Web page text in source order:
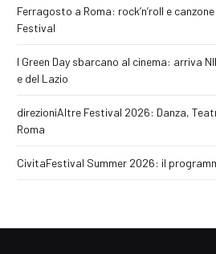
Ferragosto a Roma: rock’n’roll e canzone
Festival
I Green Day sbarcano al cinema: arriva
e del Lazio
direzioniAltre Festival 2026: Danza,
Roma
CivitaFestival Summer 2026: il